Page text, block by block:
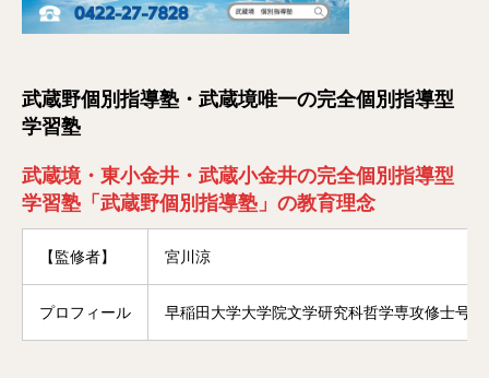
武蔵野個別指導塾・武蔵境唯一の完全個別指導型
学習塾
武蔵境・東小金井・武蔵小金井の完全個別指導型
学習塾「武蔵野個別指導塾」の教育理念
【監修者】 宮川涼
プロフィール 早稲田大学大学院文学研究科哲学専攻修士号